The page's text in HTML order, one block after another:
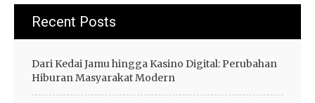
Recent Posts
Dari Kedai Jamu hingga Kasino Digital: Perubahan
Hiburan Masyarakat Modern